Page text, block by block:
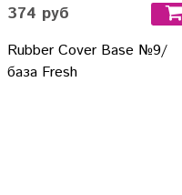
374 руб
Rubber Cover Base №9/
база Fresh